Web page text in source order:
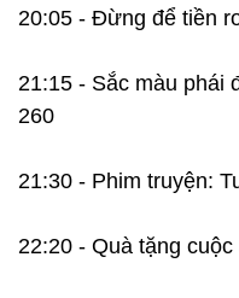
20:05 - Đừng để tiền
21:15 - Sắc màu phái
260
21:30 - Phim truyện:
22:20 - Quà tặng cuộc